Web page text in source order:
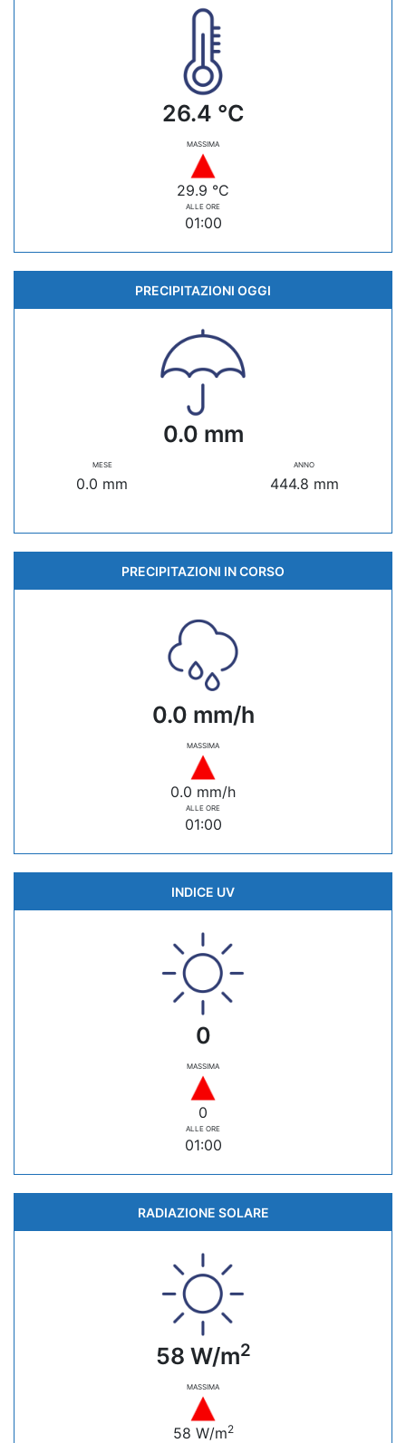
26.4 °C
MASSIMA
29.9 °C
ALLE ORE
01:00
PRECIPITAZIONI OGGI
0.0 mm
MESE
0.0 mm
ANNO
444.8 mm
PRECIPITAZIONI IN CORSO
0.0 mm/h
MASSIMA
0.0 mm/h
ALLE ORE
01:00
INDICE UV
0
MASSIMA
0
ALLE ORE
01:00
RADIAZIONE SOLARE
58 W/m2
MASSIMA
58 W/m2